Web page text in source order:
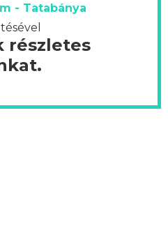
- Tatabánya
részletes